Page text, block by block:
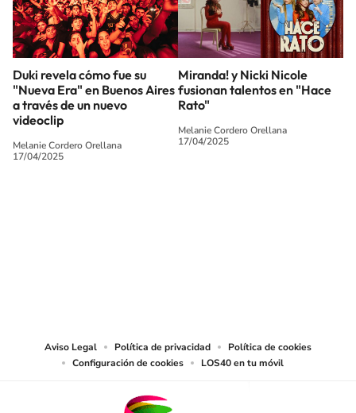
Duki revela cómo fue su
"Nueva Era" en Buenos Aires
a través de un nuevo
videoclip
Melanie Cordero Orellana
17/04/2025
Miranda! y Nicki Nicole
fusionan talentos en "Hace
Rato"
Melanie Cordero Orellana
17/04/2025
Aviso Legal Política de privacidad
Política de cookies
Configuración de cookies
LOS40 en tu móvil